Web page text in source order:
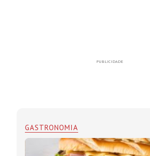
PUBLICIDADE
GASTRONOMIA